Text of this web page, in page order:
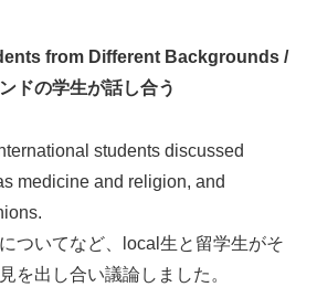
from Different Backgrounds /
ドの学生が話し合う
students discussed
medicine and religion, and
ついてなど、local生と留学生がそ
を出し合い議論しました。